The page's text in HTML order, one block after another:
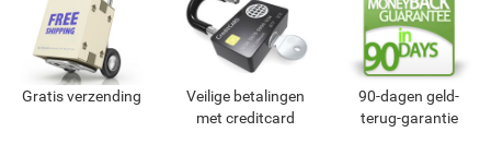
Gratis verzending
Veilige betalingen
met creditcard
90-dagen geld-
terug-garantie